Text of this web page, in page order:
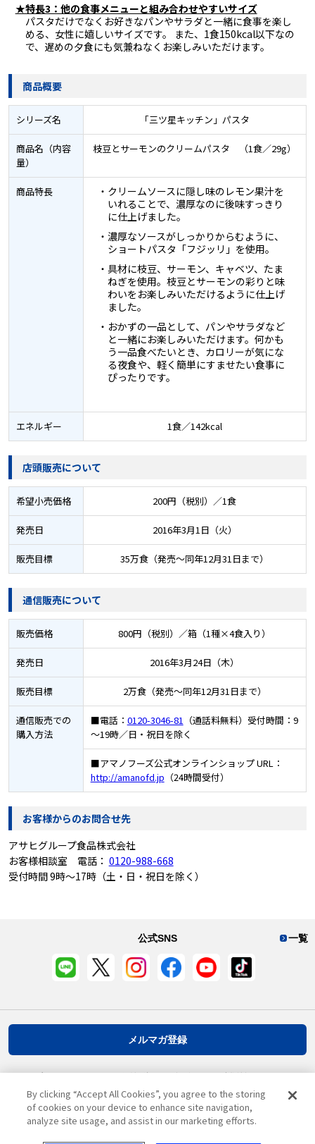
★特長3：他の食事メニューと組み合わせやすいサイズ
パスタだけでなくお好きなパンやサラダと一緒に食事を楽し
める、女性に嬉しいサイズです。 また、1食150kcal以下なの
で、遅めの夕食にも気兼ねなくお楽しみいただけます。
商品概要
シリーズ名 「三ツ星キッチン」パスタ
商品名（内容
量）
枝豆とサーモンのクリームパスタ （1食／29g）
商品特長
・クリームソースに隠し味のレモン果汁を
いれることで、濃厚なのに後味すっきり
に仕上げました。
・濃厚なソースがしっかりからむように、
ショートパスタ「フジッリ」を使用。
・具材に枝豆、サーモン、キャベツ、たま
ねぎを使用。枝豆とサーモンの彩りと味
わいをお楽しみいただけるように仕上げ
ました。
・おかずの一品として、パンやサラダなど
と一緒にお楽しみいただけます。何かも
う一品食べたいとき、カロリーが気にな
る夜食や、軽く簡単にすませたい食事に
ぴったりです。
エネルギー 1食／142kcal
店頭販売について
希望小売価格 200円（税別）／1食
発売日 2016年3月1日（火）
販売目標 35万食（発売～同年12月31日まで）
通信販売について
販売価格 800円（税別）／箱（1種×4食入り）
発売日 2016年3月24日（木）
販売目標 2万食（発売～同年12月31日まで）
通信販売での
購入方法
■電話： 0120-3046-81 （通話料無料）受付時間：9
～19時／日・祝日を除く
■アマノフーズ公式オンラインショップ URL：
http://amanofd.jp （24時間受付）
お客様からのお問合せ先
アサヒグループ食品株式会社
お客様相談室 電話： 0120-988-668
受付時間 9時～17時（土・日・祝日を除く）
一覧
公式SNS
メルマガ登録
By clicking “Accept All Cookies”, you agree to the storing
of cookies on your device to enhance site navigation,
analyze site usage, and assist in our marketing efforts.